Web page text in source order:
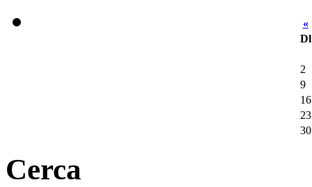
«
Dl
2
9
16
23
30
Cerca